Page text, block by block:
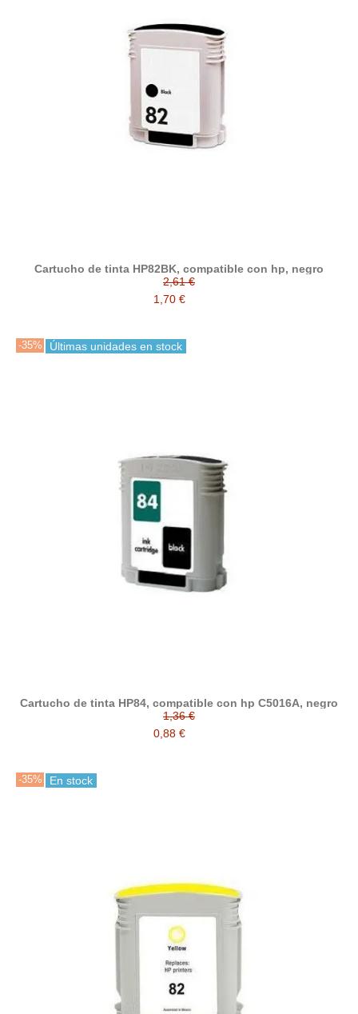
Cartucho de tinta HP82BK, compatible con hp, negro
2,61 €
1,70 €
-35% Últimas unidades en stock
Cartucho de tinta HP84, compatible con hp C5016A, negro
1,36 €
0,88 €
-35% En stock